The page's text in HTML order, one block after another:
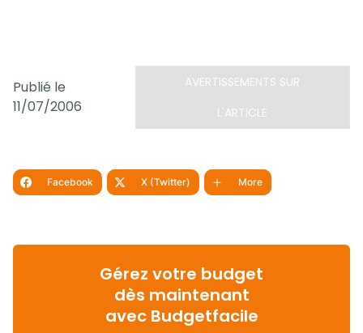
Publié le
11/07/2006
AVERTISSEMENTS SUR
L'ARTICLE
Facebook X (Twitter) More
Gérez votre budget
dès maintenant
avec Budgetfacile